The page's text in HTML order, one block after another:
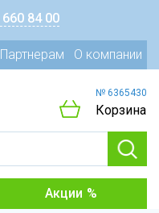
660 84 00
Партнерам О компании
№ 6365430
Корзина
Акции